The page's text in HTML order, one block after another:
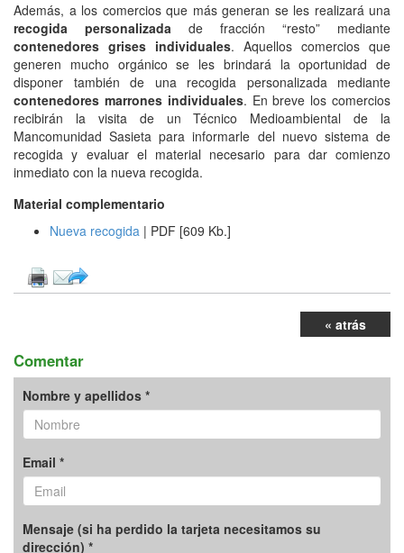
Además, a los comercios que más generan se les realizará una
recogida personalizada de fracción “resto” mediante
contenedores grises individuales. Aquellos comercios que
generen mucho orgánico se les brindará la oportunidad de
disponer también de una recogida personalizada mediante
contenedores marrones individuales. En breve los comercios
recibirán la visita de un Técnico Medioambiental de la
Mancomunidad Sasieta para informarle del nuevo sistema de
recogida y evaluar el material necesario para dar comienzo
inmediato con la nueva recogida.
Material complementario
Nueva recogida | PDF [609 Kb.]
« atrás
Comentar
Nombre y apellidos *
Email *
Mensaje (si ha perdido la tarjeta necesitamos su
dirección) *